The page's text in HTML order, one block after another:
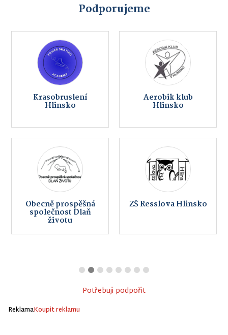
Podporujeme
Krasobruslení
Hlinsko
Aerobik klub
Hlinsko
Obecně prospěšná
společnost Dlaň
životu
ZŠ Resslova Hlinsko
Potřebuji podpořit
ReklamaKoupit reklamu